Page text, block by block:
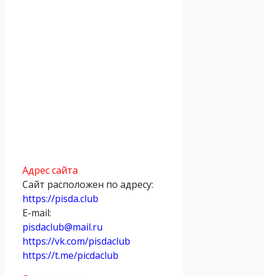
Адрес сайта
Сайт расположен по адресу:
https://pisda.club
E-mail:
pisdaclub@mail.ru
https://vk.com/pisdaclub
https://t.me/picdaclub